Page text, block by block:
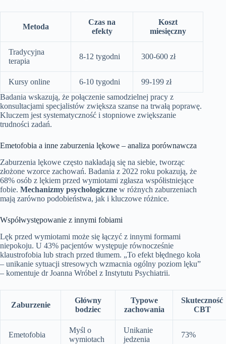
Metoda
Czas na
efekty
Koszt
miesięczny
Tradycyjna
terapia
8-12 tygodni 300-600 zł
Kursy online 6-10 tygodni
99-199 zł
Badania wskazują, że połączenie samodzielnej pracy z
konsultacjami specjalistów zwiększa szanse na trwałą poprawę.
Kluczem jest systematyczność i stopniowe zwiększanie
trudności zadań.
Emetofobia a inne zaburzenia lękowe – analiza porównawcza
Zaburzenia lękowe często nakładają się na siebie, tworząc
złożone wzorce zachowań. Badania z 2022 roku pokazują, że
68% osób z lękiem przed wymiotami zgłasza współistniejące
fobie. Mechanizmy psychologiczne w różnych zaburzeniach
mają zarówno podobieństwa, jak i kluczowe różnice.
Współwystępowanie z innymi fobiami
Lęk przed wymiotami może się łączyć z innymi formami
niepokoju. U 43% pacjentów występuje równocześnie
klaustrofobia lub strach przed tłumem. „To efekt błędnego koła
– unikanie sytuacji stresowych wzmacnia ogólny poziom lęku”
– komentuje dr Joanna Wróbel z Instytutu Psychiatrii.
Zaburzenie
Główny
bodziec
Typowe
zachowania
Skuteczność
CBT
Emetofobia
Myśl o
wymiotach
Unikanie
jedzenia
73%